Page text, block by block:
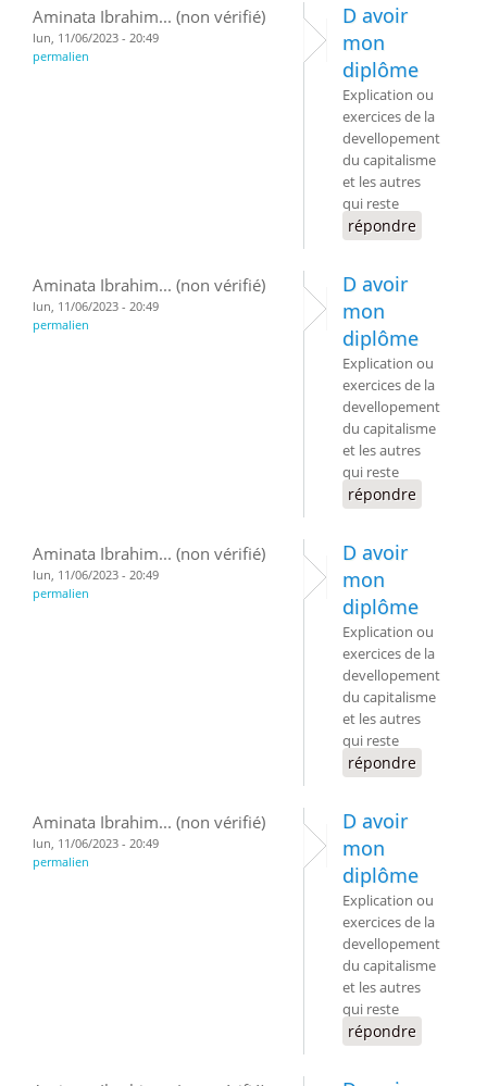
Aminata Ibrahim... (non vérifié)
lun, 11/06/2023 - 20:49
permalien
D avoir
mon
diplôme
Explication ou
exercices de la
devellopement
du capitalisme
et les autres
qui reste
répondre
Aminata Ibrahim... (non vérifié)
lun, 11/06/2023 - 20:49
permalien
D avoir
mon
diplôme
Explication ou
exercices de la
devellopement
du capitalisme
et les autres
qui reste
répondre
Aminata Ibrahim... (non vérifié)
lun, 11/06/2023 - 20:49
permalien
D avoir
mon
diplôme
Explication ou
exercices de la
devellopement
du capitalisme
et les autres
qui reste
répondre
Aminata Ibrahim... (non vérifié)
lun, 11/06/2023 - 20:49
permalien
D avoir
mon
diplôme
Explication ou
exercices de la
devellopement
du capitalisme
et les autres
qui reste
répondre